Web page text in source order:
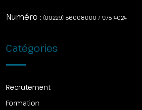
Numéro : (00229) 56008000 / 97514024
Catégories
Recrutement
Formation